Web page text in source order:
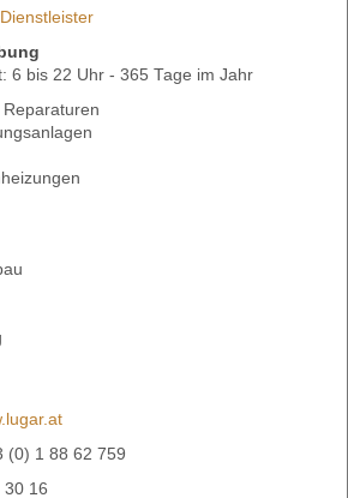
Dienstleister
6 bis 22 Uhr - 365 Tage im Jahr
(0) 1 88 62 759
30 16